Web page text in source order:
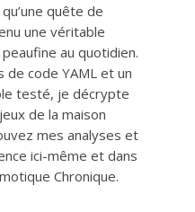
quête de
une véritable
au quotidien.
de code YAML et un
testé, je décrypte
de la maison
mes analyses et
ici-même et dans
Chronique.